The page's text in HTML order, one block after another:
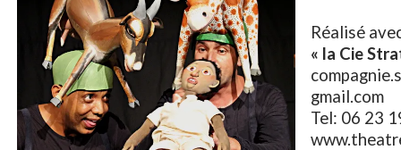
Réalisé
« la Cie
gmail.com
Tel: 06 23